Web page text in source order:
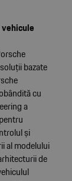
bazate
cu
a
și
al modelului
de